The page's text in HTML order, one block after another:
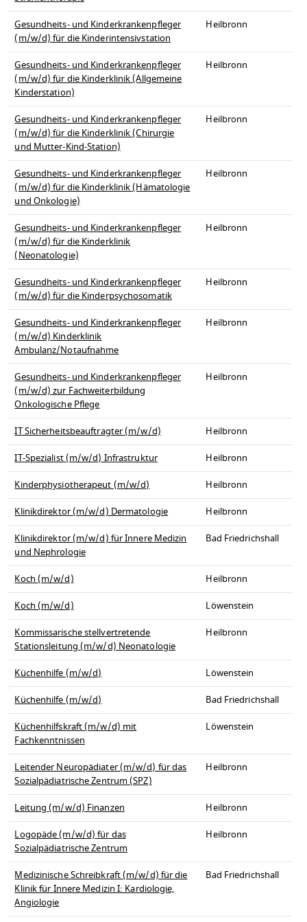
Gesundheits- und Kinderkrankenpfleger
(m/w/d) für die Kinderintensivstation
Heilbronn
Gesundheits- und Kinderkrankenpfleger
(m/w/d) für die Kinderklinik (Allgemeine
Kinderstation)
Heilbronn
Gesundheits- und Kinderkrankenpfleger
(m/w/d) für die Kinderklinik (Chirurgie
und Mutter-Kind-Station)
Heilbronn
Gesundheits- und Kinderkrankenpfleger
(m/w/d) für die Kinderklinik (Hämatologie
und Onkologie)
Heilbronn
Gesundheits- und Kinderkrankenpfleger
(m/w/d) für die Kinderklinik
(Neonatologie)
Heilbronn
Gesundheits- und Kinderkrankenpfleger
(m/w/d) für die Kinderpsychosomatik
Heilbronn
Gesundheits- und Kinderkrankenpfleger
(m/w/d) Kinderklinik
Ambulanz/Notaufnahme
Heilbronn
Gesundheits- und Kinderkrankenpfleger
(m/w/d) zur Fachweiterbildung
Onkologische Pflege
Heilbronn
IT Sicherheitsbeauftragter (m/w/d)
Heilbronn
IT-Spezialist (m/w/d) Infrastruktur
Heilbronn
Kinderphysiotherapeut (m/w/d)
Heilbronn
Klinikdirektor (m/w/d) Dermatologie
Heilbronn
Klinikdirektor (m/w/d) für Innere Medizin
und Nephrologie
Bad Friedrichshall
Koch (m/w/d)
Heilbronn
Koch (m/w/d)
Löwenstein
Kommissarische stellvertretende
Stationsleitung (m/w/d) Neonatologie
Heilbronn
Küchenhilfe (m/w/d)
Löwenstein
Küchenhilfe (m/w/d)
Bad Friedrichshall
Küchenhilfskraft (m/w/d) mit
Fachkenntnissen
Löwenstein
Leitender Neuropädiater (m/w/d) für das
Sozialpädiatrische Zentrum (SPZ)
Heilbronn
Leitung (m/w/d) Finanzen
Heilbronn
Logopäde (m/w/d) für das
Sozialpädiatrische Zentrum
Heilbronn
Medizinische Schreibkraft (m/w/d) für die
Klinik für Innere Medizin I: Kardiologie,
Angiologie
Bad Friedrichshall